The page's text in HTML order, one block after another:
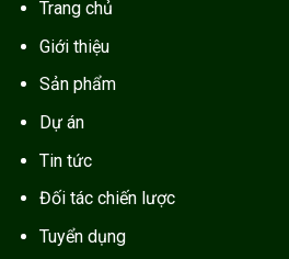
Trang chủ
Giới thiệu
Sản phẩm
Dự án
Tin tức
Đối tác chiến lược
Tuyển dụng